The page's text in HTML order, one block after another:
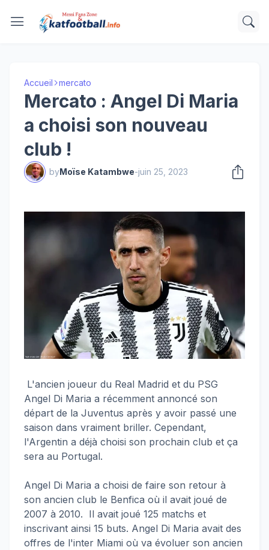
Accueil mercato
Mercato : Angel Di Maria
a choisi son nouveau
club !
byMoïse Katambwe-juin 25, 2023
L'ancien joueur du Real Madrid et du PSG
Angel Di Maria a récemment annoncé son
départ de la Juventus après y avoir passé une
saison dans vraiment briller. Cependant,
l'Argentin a déjà choisi son prochain club et ça
sera au Portugal.
Angel Di Maria a choisi de faire son retour à
son ancien club le Benfica où il avait joué de
2007 à 2010. Il avait joué 125 matchs et
inscrivant ainsi 15 buts. Angel Di Maria avait des
offres de l'inter Miami où va évoluer son ancien